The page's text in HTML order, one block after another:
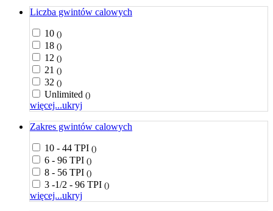
Liczba gwintów calowych
10 ()
18 ()
12 ()
21 ()
32 ()
Unlimited ()
więcej...ukryj
Zakres gwintów calowych
10 - 44 TPI ()
6 - 96 TPI ()
8 - 56 TPI ()
3 -1/2 - 96 TPI ()
więcej...ukryj